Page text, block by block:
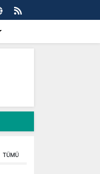
kapsayan dev su
TÜMÜ